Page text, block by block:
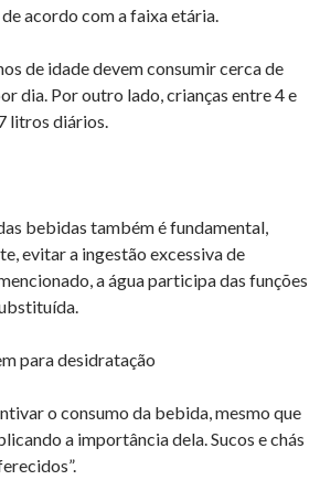
acordo com a faixa etária.
de idade devem consumir cerca de
dia. Por outro lado, crianças entre 4 e
litros diários.
bebidas também é fundamental,
evitar a ingestão excessiva de
a água participa das funções
o consumo da bebida, mesmo que
a importância dela. Sucos e chás